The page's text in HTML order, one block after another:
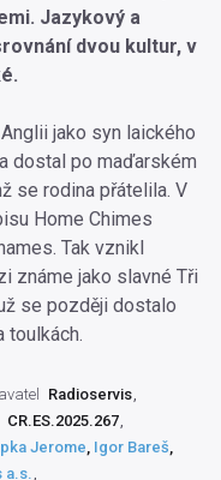
Jazykový a
dvou kultur, v
jako syn laického
dostal po maďarském
se rodina přátelila. V
Home Chimes
Tak vznikl
známe jako slavné Tři
se později dostalo
toulkách.
Radioservis
CR.ES.2025.267
Jerome, Igor Bareš,
a.s.